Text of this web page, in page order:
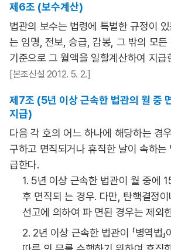
제6조 (보수계산)
법관의 보수는 법령에 특별한 규정이
는 임명, 전보, 승급, 감봉, 그 밖의 모든
기준으로 그 월액을 일할계산하여 지급
[본조신설 2012. 5. 2.]
제7조 (5년 이상 근속한 법관의 월 중
지급)
다음 각 호의 어느 하나에 해당하는 경
구하고 면직되거나 휴직한 날이 속하는
급한다.
1. 5년 이상 근속한 법관이 월 중에
후 면직되 는 경우. 다만, 탄핵결정
선고에 의하여 파 면된 경우는 제외
2. 2년 이상 근속한 법관이 「병역법